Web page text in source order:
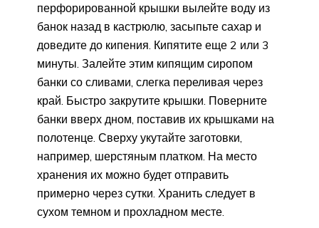
перфорированной крышки вылейте воду из
банок назад в кастрюлю, засыпьте сахар и
доведите до кипения. Кипятите еще 2 или 3
минуты. Залейте этим кипящим сиропом
банки со сливами, слегка переливая через
край. Быстро закрутите крышки. Поверните
банки вверх дном, поставив их крышками на
полотенце. Сверху укутайте заготовки,
например, шерстяным платком. На место
хранения их можно будет отправить
примерно через сутки. Хранить следует в
сухом темном и прохладном месте.